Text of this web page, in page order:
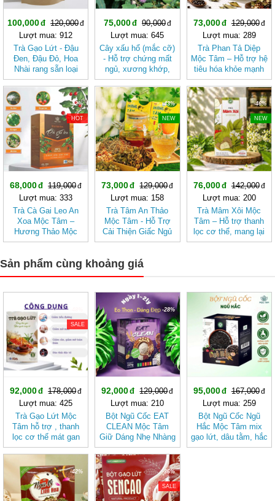
100,000
120,000
Lượt mua: 912
Trà Gạo Lứt - Đậu
Đen, Đậu Đỏ, Hoa
Nhài rang sẵn loại
thượng hạng Bách
An Khang JD144
tragaolut
75,000
90,000
Lượt mua: 645
Cây xấu hổ (mắc cỡ)
- Hỗ trợ chứng mất
ngủ, xương khớp,
động kinh JD145
cayxauho
73,000
129,000
Lượt mua: 289
Trà Phan Tả Diệp
Mộc Tâm – Hỗ trợ hệ
tiêu hóa khỏe mạnh
-42%
HOT
68,000
119,000
Lượt mua: 333
Trà Cà Gai Leo An
Xoa Mộc Tâm –
Hương Thảo Mộc
Cho Ngày Thư Thái
-43%
NEW
73,000
129,000
Lượt mua: 158
Trà Tâm An Thảo
Mộc Tâm - Hỗ Trợ
Cải Thiện Giấc Ngủ
-46%
NEW
76,000
142,000
Lượt mua: 200
Trà Mâm Xôi Mộc
Tâm – Hỗ trợ thanh
lọc cơ thể, mang lại
cảm giác nhẹ nhàng
Sản phẩm cùng khoảng giá
SALE
92,000
178,000
Lượt mua: 425
Trà Gạo Lứt Mộc
Tâm hỗ trợ , thanh
lọc cơ thể mát gan
-28%
92,000
129,000
Lượt mua: 210
Bột Ngũ Cốc EAT
CLEAN Mộc Tâm
Giữ Dáng Nhẹ Nhàng
Theo Cách Tự Nhiên
-43%
95,000
167,000
Lượt mua: 259
Bột Ngũ Cốc Ngũ
Hắc Mộc Tâm mix
gạo lứt, dâu tằm, hắc
kỷ tử, mè đen, đậu
-42% -36%
SALE